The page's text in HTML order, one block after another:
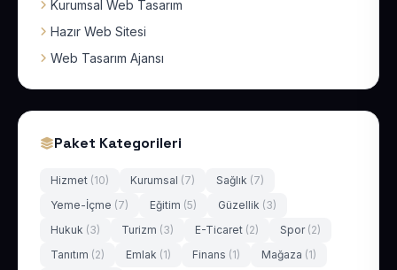
Kurumsal Web Tasarım
Hazır Web Sitesi
Web Tasarım Ajansı
Paket Kategorileri
Hizmet (10) Kurumsal (7) Sağlık (7)
Yeme-İçme (7) Eğitim (5) Güzellik (3)
Hukuk (3) Turizm (3) E-Ticaret (2) Spor (2)
Tanıtım (2) Emlak (1) Finans (1) Mağaza (1)